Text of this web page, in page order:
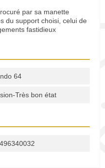
par sa manette
du support choisi, celui de
fastidieux
64
Très bon état